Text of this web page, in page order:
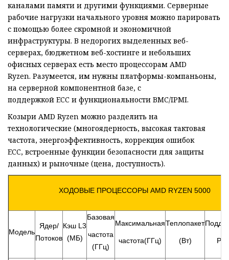
каналами памяти и другими функциями. Серверные
рабочие нагрузки начального уровня можно парировать
с помощью более скромной и экономичной
инфраструктуры. В недорогих выделенных веб-
серверах, бюджетном веб-хостинге и небольших
офисных серверах есть место процессорам AMD
Ryzen. Разумеется, им нужны платформы-компаньоны,
на серверной компонентной базе, с
поддержкой ECC и функциональности BMC/IPMI.
Козыри AMD Ryzen можно разделить на
технологические (многоядерность, высокая тактовая
частота, энергоэффективность, коррекция ошибок
ECC, встроенные функции безопасности для защиты
данных) и рыночные (цена, доступность).
ХОДОВЫЕ ПРОЦЕССОРЫ AMD RYZEN 5000
Модель
Ядер/
Потоков
Кэш L3
(МБ)
Базовая
частота
(ГГц)
Максимальная
частота(ГГц)
Теплопакет
(Вт)